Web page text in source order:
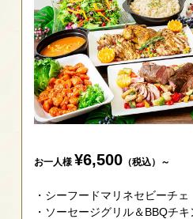
お一人様 ¥6,500（税込）～
シーフードマリネセビーチェ
ソーセージグリル＆BBQチキ